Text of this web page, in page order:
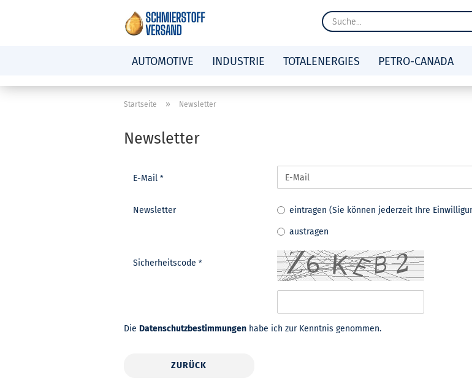
AUTOMOTIVE INDUSTRIE TOTALENERGIES PETRO-CANADA
Startseite » Newsletter
Newsletter
E-Mail
Newsletter eintragen (Sie können jederzeit Ihre
austragen
Sicherheitscode
Die Datenschutzbestimmungen habe ich zur Kenntnis genommen.
ZURÜCK